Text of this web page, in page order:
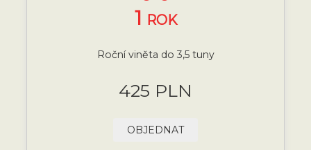
1 ROK
Roční viněta do 3,5 tuny
425 PLN
OBJEDNAT